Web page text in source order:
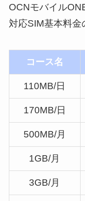
OCNモバイル
対応SIM基本料金
コース名
110MB/日
170MB/日
500MB/月
1GB/月
3GB/月